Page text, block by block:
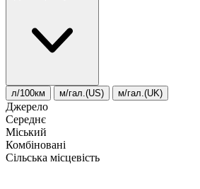
л/100км м/гал.(US) м/гал.(UK)
Джерело
Середнє
Міський
Комбіновані
Сільська місцевість